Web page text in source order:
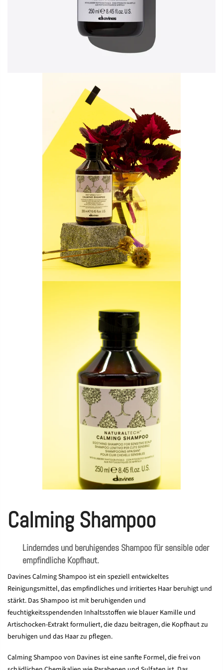
Calming Shampoo
Linderndes und beruhigendes Shampoo für sensible oder
empfindliche Kopfhaut.
Davines Calming Shampoo ist ein speziell entwickeltes
Reinigungsmittel, das empfindliches und irritiertes Haar beruhigt und
stärkt. Das Shampoo ist mit beruhigenden und
feuchtigkeitsspendenden Inhaltsstoffen wie blauer Kamille und
Artischocken-Extrakt formuliert, die dazu beitragen, die Kopfhaut zu
beruhigen und das Haar zu pflegen.
Calming Shampoo von Davines ist eine sanfte Formel, die frei von